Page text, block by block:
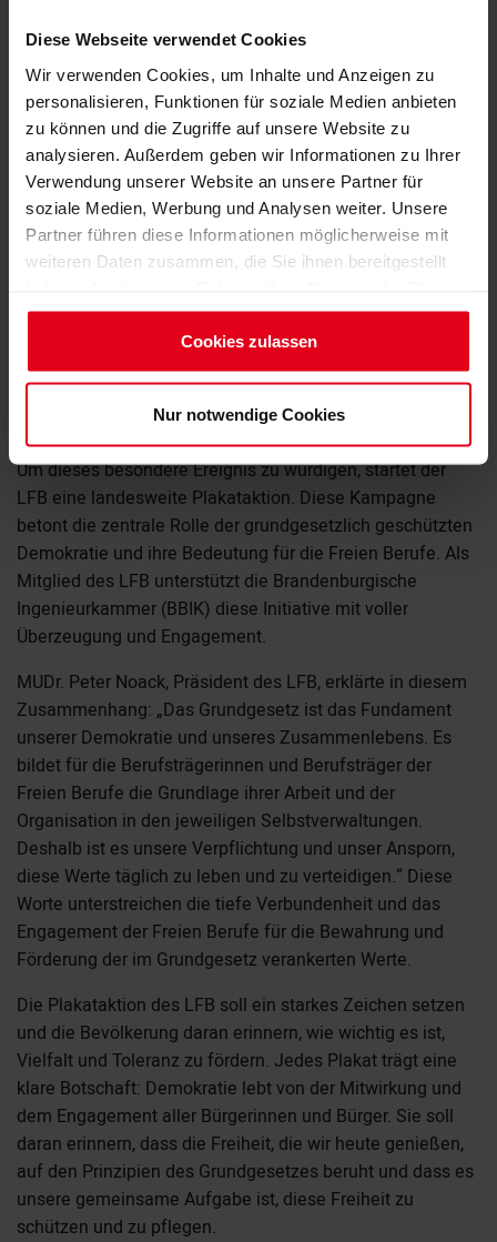
Diese Webseite verwendet Cookies
Wir verwenden Cookies, um Inhalte und Anzeigen zu
personalisieren, Funktionen für soziale Medien anbieten
zu können und die Zugriffe auf unsere Website zu
analysieren. Außerdem geben wir Informationen zu Ihrer
Verwendung unserer Website an unsere Partner für
soziale Medien, Werbung und Analysen weiter. Unsere
Partner führen diese Informationen möglicherweise mit
weiteren Daten zusammen, die Sie ihnen bereitgestellt
gesammelt haben.
Datenschutzerklärung
Cookies zulassen
Nur notwendige Cookies
Anlässlich des 75. Geburtstags des Grundgesetzes hebt
der Landesverband der Freien Berufe Brandenburg (LFB)
die immense Bedeutung dieser Verfassung für die
demokratischen Grundwerte in Deutschland hervor. Das
Grundgesetz stellt seit seiner Verabschiedung am 23. Mai
Es garantiert die Rechte und Freiheiten, die für eine
Um dieses besondere Ereignis zu würdigen, startet der
LFB eine landesweite Plakataktion. Diese Kampagne
betont die zentrale Rolle der grundgesetzlich geschützten
Demokratie und ihre Bedeutung für die Freien Berufe. Als
Mitglied des LFB unterstützt die Brandenburgische
Ingenieurkammer (BBIK) diese Initiative mit voller
Überzeugung und Engagement.
MUDr. Peter Noack, Präsident des LFB, erklärte in diesem
Zusammenhang: „Das Grundgesetz ist das Fundament
unserer Demokratie und unseres Zusammenlebens. Es
bildet für die Berufsträgerinnen und Berufsträger der
Freien Berufe die Grundlage ihrer Arbeit und der
Organisation in den jeweiligen Selbstverwaltungen.
Deshalb ist es unsere Verpflichtung und unser Ansporn,
diese Werte täglich zu leben und zu verteidigen.“ Diese
Worte unterstreichen die tiefe Verbundenheit und das
Engagement der Freien Berufe für die Bewahrung und
Förderung der im Grundgesetz verankerten Werte.
Die Plakataktion des LFB soll ein starkes Zeichen setzen
und die Bevölkerung daran erinnern, wie wichtig es ist,
Vielfalt und Toleranz zu fördern. Jedes Plakat trägt eine
klare Botschaft: Demokratie lebt von der Mitwirkung und
dem Engagement aller Bürgerinnen und Bürger. Sie soll
daran erinnern, dass die Freiheit, die wir heute genießen,
auf den Prinzipien des Grundgesetzes beruht und dass es
unsere gemeinsame Aufgabe ist, diese Freiheit zu
schützen und zu pflegen.
©LFB